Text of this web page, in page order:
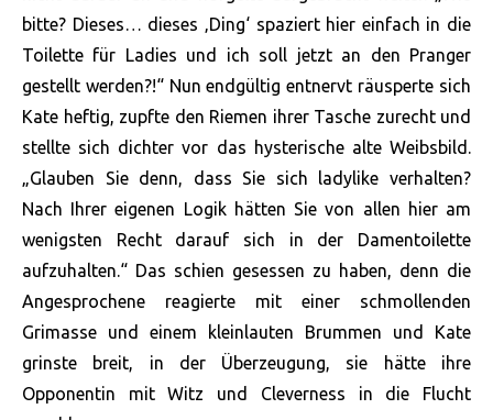
bitte? Dieses… dieses ‚Ding‘ spaziert hier einfach in die
Toilette für Ladies und ich soll jetzt an den Pranger
gestellt werden?!“ Nun endgültig entnervt räusperte sich
Kate heftig, zupfte den Riemen ihrer Tasche zurecht und
stellte sich dichter vor das hysterische alte Weibsbild.
„Glauben Sie denn, dass Sie sich ladylike verhalten?
Nach Ihrer eigenen Logik hätten Sie von allen hier am
wenigsten Recht darauf sich in der Damentoilette
aufzuhalten.“ Das schien gesessen zu haben, denn die
Angesprochene reagierte mit einer schmollenden
Grimasse und einem kleinlauten Brummen und Kate
grinste breit, in der Überzeugung, sie hätte ihre
Opponentin mit Witz und Cleverness in die Flucht